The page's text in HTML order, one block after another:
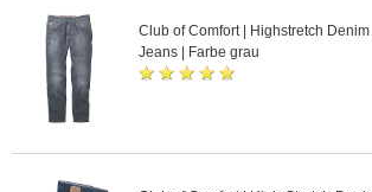
Club of Comfort | Highstretch
Jeans | Farbe grau